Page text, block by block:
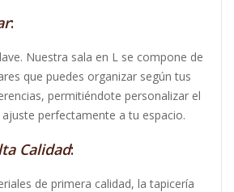
:
Nuestra sala en L se compone de
que puedes organizar según tus
permitiéndote personalizar el
perfectamente a tu espacio.
Calidad:
de primera calidad, la tapicería